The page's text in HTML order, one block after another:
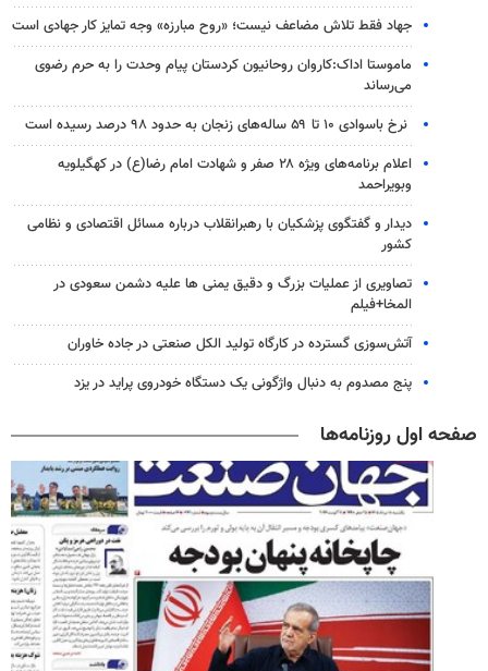
جهاد فقط تلاش مضاعف نیست؛ «روح مبارزه» وجه تمایز کار جهادی است
ماموستا اداک:کاروان روحانیون کردستان پیام وحدت را به حرم رضوی
می‌رساند
نرخ باسوادی ۱۰ تا ۵۹ ساله‌های زنجان به حدود ۹۸ درصد رسیده است
اعلام برنامه‌های ویژه ۲۸ صفر و شهادت امام رضا(ع) در کهگیلویه
وبویراحمد
دیدار و گفتگوی پزشکیان با رهبرانقلاب درباره مسائل اقتصادی و نظامی
کشور
تصاویری از عملیات بزرگ و دقیق یمنی ها علیه دشمن سعودی در
المخا+فیلم
آتش‌سوزی گسترده در کارگاه تولید الکل صنعتی در جاده خاوران
پنج مصدوم به دنبال واژگونی یک دستگاه خودروی پراید در یزد
صفحه اول روزنامه‌ها